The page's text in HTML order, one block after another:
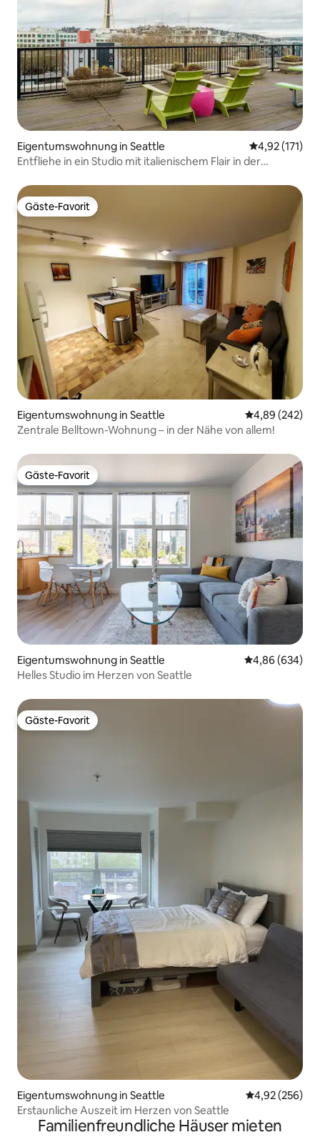
Eigentumswohnung in Seattle
4,92 (171)
Entfliehe in ein Studio mit italienischem Flair in der
Gäste-Favorit
Gäste-Favorit
Eigentumswohnung in Seattle
4,89 (242)
Zentrale Belltown-Wohnung – in der Nähe von allem!
Gäste-Favorit
Gäste-Favorit
Eigentumswohnung in Seattle
4,86 (634)
Helles Studio im Herzen von Seattle
Gäste-Favorit
Gäste-Favorit
Eigentumswohnung in Seattle
4,92 (256)
Erstaunliche Auszeit im Herzen von Seattle
Familienfreundliche Häuser mieten